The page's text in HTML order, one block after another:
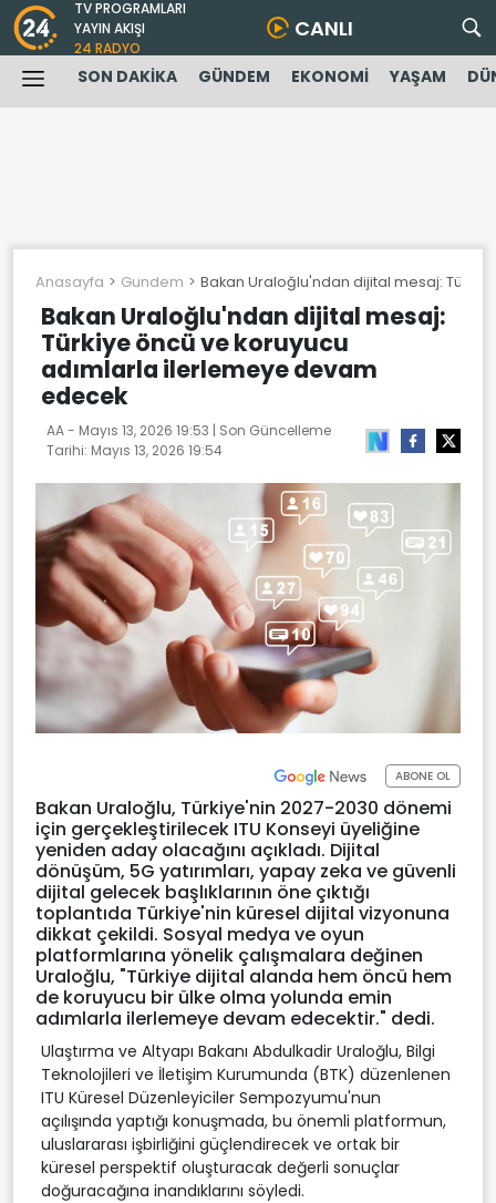
TV PROGRAMLARI
YAYIN AKIŞI
24 RADYO
CANLI
SON DAKİKA GÜNDEM EKONOMİ YAŞAM
Anasayfa Gundem Bakan Uraloğlu'ndan dijital mesaj:
Bakan Uraloğlu'ndan dijital mesaj:
Türkiye öncü ve koruyucu
adımlarla ilerlemeye devam
edecek
AA - Mayıs 13, 2026 19:53 | Son Güncelleme
Tarihi: Mayıs 13, 2026 19:54
ABONE OL
Bakan Uraloğlu, Türkiye'nin 2027-2030 dönemi
için gerçekleştirilecek ITU Konseyi üyeliğine
yeniden aday olacağını açıkladı. Dijital
dönüşüm, 5G yatırımları, yapay zeka ve güvenli
dijital gelecek başlıklarının öne çıktığı
toplantıda Türkiye'nin küresel dijital vizyonuna
dikkat çekildi. Sosyal medya ve oyun
platformlarına yönelik çalışmalara değinen
Uraloğlu, "Türkiye dijital alanda hem öncü hem
de koruyucu bir ülke olma yolunda emin
adımlarla ilerlemeye devam edecektir." dedi.
Ulaştırma ve Altyapı Bakanı Abdulkadir Uraloğlu, Bilgi
Teknolojileri ve İletişim Kurumunda (BTK) düzenlenen
ITU Küresel Düzenleyiciler Sempozyumu'nun
açılışında yaptığı konuşmada, bu önemli platformun,
uluslararası işbirliğini güçlendirecek ve ortak bir
küresel perspektif oluşturacak değerli sonuçlar
doğuracağına inandıklarını söyledi.